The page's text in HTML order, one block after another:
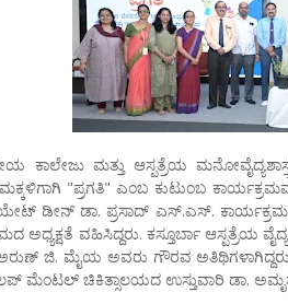
ಕಾಲೇಜು ಮತ್ತು ಆಸ್ಪತ್ರೆಯ
"ಪ್ರಗತಿ" ಎಂಬ ಕುಟುಂಬ
ಡೀನ್ ಡಾ. ಪ್ರಸಾದ್ ಎಸ್.ಎಸ್.
ಅಧ್ಯಕ್ಷತೆ ವಹಿಸಿದ್ದರು. ಕಸ್ತೂರ್ಬಾ ಆಸ್ಪತ್ರೆಯ
ಜಿ. ಮೈಯ ಅವರು ಗೌರವ ಅತಿಥಿಗಳಾಗಿದ್ದರು.
ಮೆಂಟಲ್ ಚಿಕಿತ್ಸಾಲಯದ ಉಸ್ತುವಾರಿ ಡಾ.